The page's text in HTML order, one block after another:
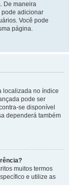
De maneira
pode adicionar
Você pode
página.
localizada no índice
pode ser
se disponível
dependerá também
muitos termos
e utilize as